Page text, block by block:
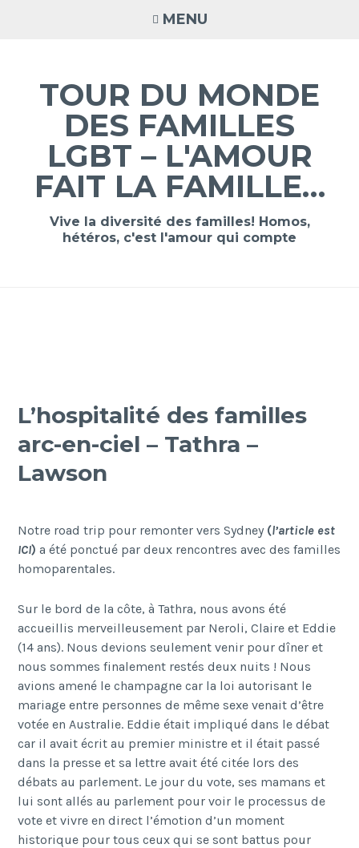
MENU
TOUR DU MONDE
DES FAMILLES
LGBT – L'AMOUR
FAIT LA FAMILLE…
Vive la diversité des familles! Homos,
hétéros, c'est l'amour qui compte
L’hospitalité des familles
arc-en-ciel – Tathra –
Lawson
Notre road trip pour remonter vers Sydney (l’article est
ICI) a été ponctué par deux rencontres avec des familles
homoparentales.
Sur le bord de la côte, à Tathra, nous avons été
accueillis merveilleusement par Neroli, Claire et Eddie
(14 ans). Nous devions seulement venir pour dîner et
nous sommes finalement restés deux nuits ! Nous
avions amené le champagne car la loi autorisant le
mariage entre personnes de même sexe venait d’être
votée en Australie. Eddie était impliqué dans le débat
car il avait écrit au premier ministre et il était passé
dans la presse et sa lettre avait été citée lors des
débats au parlement. Le jour du vote, ses mamans et
lui sont allés au parlement pour voir le processus de
vote et vivre en direct l’émotion d’un moment
historique pour tous ceux qui se sont battus pour